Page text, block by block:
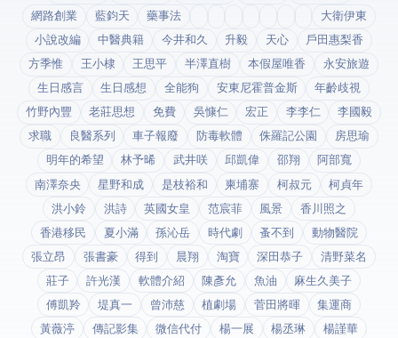
網路創業
藍鈞天 藥事法
大衛伊東
小說改編
中醫典籍 今井和久 升毅 天心
戶田惠梨香
方季惟
王小棣 王思平 半澤直樹 本假屋唯香
永安旅遊
生日感言
生日感想 全能狗 安東尼霍普金斯
年齡歧視
竹野內豐
老莊思想 免費 吳慷仁 宏正 李李仁
李國毅
求職
良醫系列 車子報廢 防毒軟體 侏羅記公園
房思瑜
明年的希望
林予晞 武井咲 邱凱偉 邵翔
阿部寬
南澤奈央
星野和成 是枝裕和 柬埔寨 柯叔元
柯貞年
洪小鈴
洪詩 英國女皇 范宸菲 風景
香川照之
香港移民
夏小滿 孫沁岳 時代劇 蚤不到
動物醫院
張立昂
張書豪 得到app 晨翔 淘寶 深田恭子
清野菜名
莊子
許光漢 軟體介紹 陳彥允 魚油
麻生久美子
傅凱羚
堤真一 曾沛慈 植劇場 菅田將暉
集運商
黃薇渟
傳記影集 微信代付 楊一展 楊丞琳 楊謹華